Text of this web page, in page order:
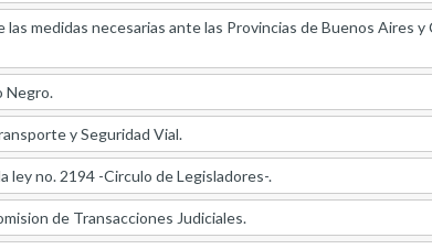
medidas necesarias ante las Provincias de Buenos Aires
Negro.
y Seguridad Vial.
ley no. 2194 -Circulo de Legisladores-.
de Transacciones Judiciales.